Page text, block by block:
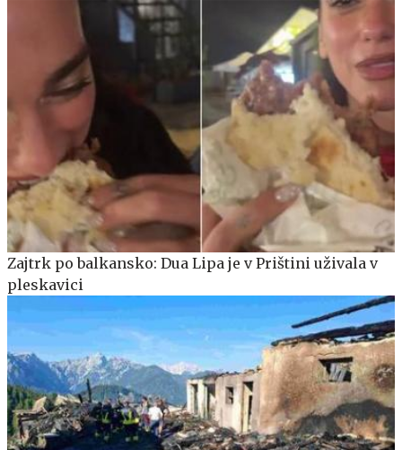
Zajtrk po balkansko: Dua Lipa je v Prištini uživala v
pleskavici